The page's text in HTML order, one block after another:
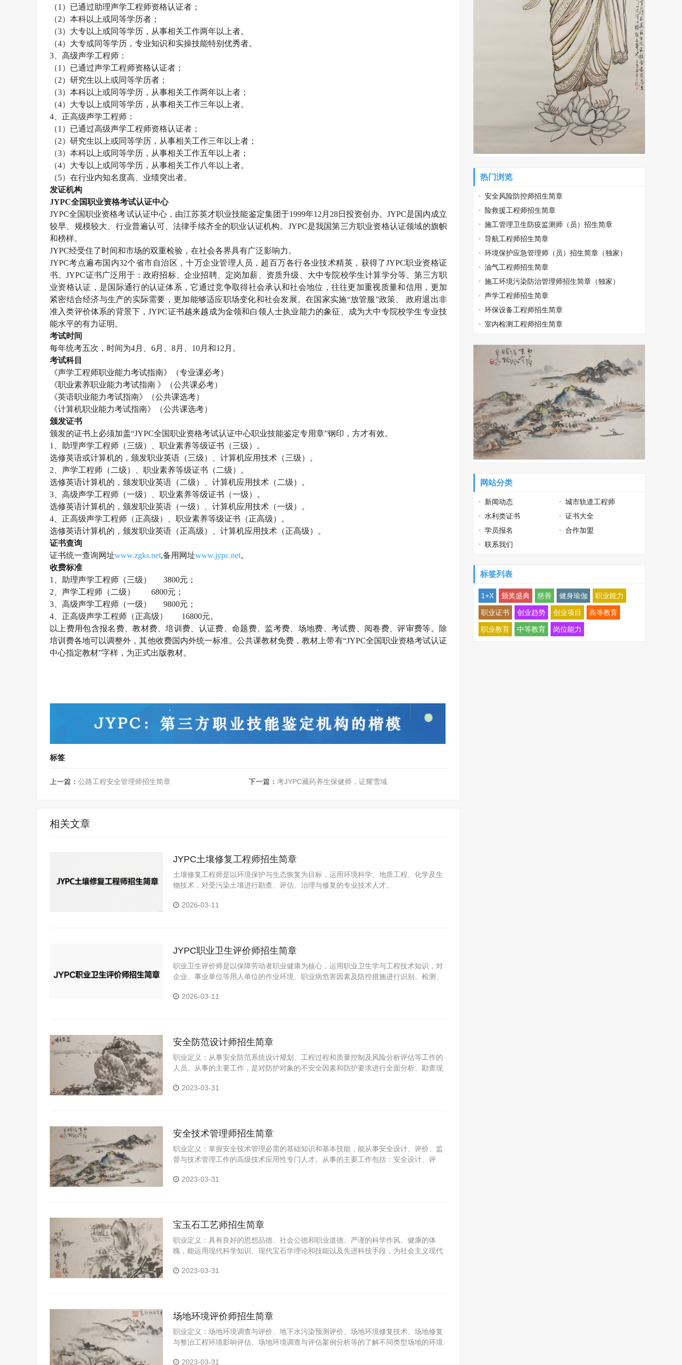
（1）已通过助理声学工程师资格认证者；
（2）本科以上或同等学历者；
（3）大专以上或同等学历，从事相关工作两年以上者。
（4）大专或同等学历，专业知识和实操技能特别优秀者。
3、高级声学工程师 ：
（1）已通过声学工程师资格认证者；
（2）研究生以上或同等学历者；
（3）本科以上或同等学历，从事相关工作两年以上者；
（4）大专以上或同等学历，从事相关工作三年以上者。
4、正高级声学工程师 ：
（1）已通过高级声学工程师资格认证者；
（2）研究生以上或同等学历，从事相关工作三年以上者；
（3）本科以上或同等学历，从事相关工作五年以上者；
（4）大专以上或同等学历，从事相关工作八年以上者。
（5）在行业内知名度高、业绩突出者。
发证机构
JYPC全国职业资格考试认证中心
JYPC全国职业资格考试认证中心，由江苏英才职业技能鉴定集团于1999年12月28日投资创办。JYPC是国内成立
较早、规模较大、行业普遍认可、法律手续齐全的职业认证机构。JYPC是我国第三方职业资格认证领域的旗帜
和榜样。
JYPC经受住了时间和市场的双重检验，在社会各界具有广泛影响力。
JYPC考点遍布国内32个省市自治区，十万企业管理人员，超百万各行各业技术精英，获得了JYPC职业资格证
书。JYPC证书广泛用于：政府招标、企业招聘、定岗加薪、资质升级、大中专院校学生计算学分等。第三方职
业资格认证，是国际通行的认证体系，它通过竞争取得社会承认和社会地位，往往更加重视质量和信用，更加
紧密结合经济与生产的实际需要，更加能够适应职场变化和社会发展。在国家实施“放管服”政策、 政府退出非
准入类评价体系的背景下，JYPC证书越来越成为金领和白领人士执业能力的象征、成为大中专院校学生专业技
能水平的有力证明。
考试时间
每年统考五次，时间为4月、6月、8月、10月和12月。
考试科目
《声学工程师职业能力考试指南》（专业课必考）
《职业素养职业能力考试指南 》（公共课必考）
《英语职业能力考试指南》（公共课选考）
《计算机职业能力考试指南》（公共课选考）
颁发证书
颁发的证书上必须加盖“JYPC全国职业资格考试认证中心职业技能鉴定专用章”钢印，方才有效。
1、助理声学工程师 （三级）、职业素养等级证书（三级）。
选修英语或计算机的，颁发职业英语（三级）、计算机应用技术（三级）。
2、 声学工程师 （二级）、职业素养等级证书（二级）。
选修英语计算机的，颁发职业英语（二级）、计算机应用技术（二级）。
3、高级声学工程师 （一级）、职业素养等级证书（一级）。
选修英语计算机的，颁发职业英语（一级）、计算机应用技术（一级）。
4、正高级声学工程师 （正高级）、职业素养等级证书（正高级）。
选修英语计算机的，颁发职业英语（正高级）、计算机应用技术（正高级）。
证书查询
证书统一查询网址www.zgks.net,备用网址www.jypc.net。
收费标准
1、助理声学工程师 （三级）
3800元；
2、 声学工程师 （二级）
6800元；
3、高级声学工程师 （一级）
9800元；
4、正高级声学工程师 （正高级）
16800元。
以上费用包含报名费、教材费、培训费、认证费、命题费、监考费、场地费、考试费、阅卷费、评审费等。除
培训费各地可以调整外，其他收费国内外统一标准。公共课教材免费，教材上带有“JYPC全国职业资格考试认证
中心指定教材”字样，为正式出版教材。
标签
上一篇： 公路工程安全管理师招生简章 下一篇： 考JYPC藏药养生保健师，证耀雪域
相关文章
JYPC土壤修复工程师招生简章
土壤修复工程师是以环境保护与生态恢复为目标，运用环境科学、地质工程、化学及生
物技术，对受污染土壤进行勘查、评估、治理与修复的专业技术人才。
2026-03-11
JYPC职业卫生评价师招生简章
职业卫生评价师是以保障劳动者职业健康为核心，运用职业卫生学与工程技术知识，对
企业、事业单位等用人单位的作业环境、职业病危害因素及防控措施进行识别、检测、
2026-03-11
安全防范设计师招生简章
职业定义：从事安全防范系统设计规划、工程过程和质量控制及风险分析评估等工作的
人员。从事的主要工作，是对防护对象的不安全因素和防护要求进行全面分析、勘查现
段，采取人防、物防、技防的综合协调措施，制定出系统设计方案；组织工程管理，编
2023-03-31
安全技术管理师招生简章
职业定义：掌握安全技术管理必需的基础知识和基本技能，能从事安全设计、评价、监
督与技术管理工作的高级技术应用性专门人才。从事的主要工作包括：安全设计、评
2023-03-31
宝玉石工艺师招生简章
职业定义：具有良好的思想品德、社会公德和职业道德、严谨的科学作风、健康的体
魄，能运用现代科学知识、现代宝石学理论和技能以及先进科技手段，为社会主义现代
具有开拓创新精神和实践能力的高级技术人才。
2023-03-31
场地环境评价师招生简章
职业定义：场地环境调查与评价、地下水污染预测评价、场地环境修复技术、场地修复
与整治工程环境影响评估、场地环境调查与评估案例分析等的了解不同类型场地的环境
2023-03-31
热门浏览
安全风险防控师招生简章
险救援工程师招生简章
施工管理卫生防疫监测师（员）招生简章
导航工程师招生简章
环境保护应急管理师（员）招生简章（独家）
油气工程师招生简章
施工环境污染防治管理师招生简章（独家）
声学工程师招生简章
环保设备工程师招生简章
室内检测工程师招生简章
网站分类
新闻动态
城市轨道工程师
水利类证书
证书大全
学员报名
合作加盟
联系我们
标签列表
1+X 颁奖盛典 慈善 健身瑜伽 职业能力
职业证书 创业趋势 创业项目 高等教育
职业教育 中等教育 岗位能力